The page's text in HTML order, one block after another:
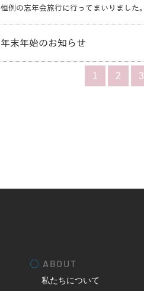
恒例の忘年会旅行に行ってまいりました。
年末年始のお知らせ
1 2 3
〇 ABOUT
私たちについて